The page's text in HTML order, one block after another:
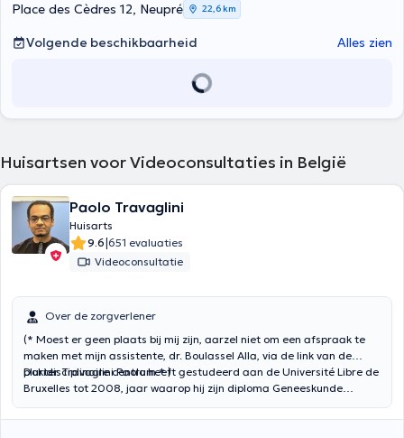
Place des Cèdres 12, Neupré 22,6 km
Volgende beschikbaarheid Alles zien
Huisartsen voor Videoconsultaties in België
Paolo Travaglini
Huisarts
9.6|651 evaluaties
Videoconsultatie
Over de zorgverlener
(* Moest er geen plaats bij mij zijn, aarzel niet om een afspraak te
maken met mijn assistente, dr. Boulassel Alla, via de link van de
pluridisciplinaire centrum * )
Dokter Travaglini Paolo heeft gestudeerd aan de Université Libre de
Bruxelles tot 2008, jaar waarop hij zijn diploma Geneeskunde
Huisartsgeneeskunde, behaald in 2011, waarvoor hij in Hoge Beuken